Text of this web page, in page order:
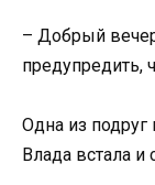
– Добрый
предупредить,
Одна из подруг
Влада встала и